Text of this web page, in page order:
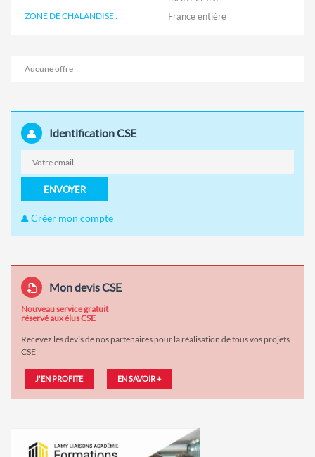
ZONE DE CHALANDISE :
Aucune offre
Identification CSE
ENVOYER
Créer mon compte
Mon devis CSE
Nouveau service gratuit
réservé aux élus CSE
Recevez les devis de nos partenaires pour la réalisation de tous vos projets
CSE
J'EN PROFITE EN SAVOIR +